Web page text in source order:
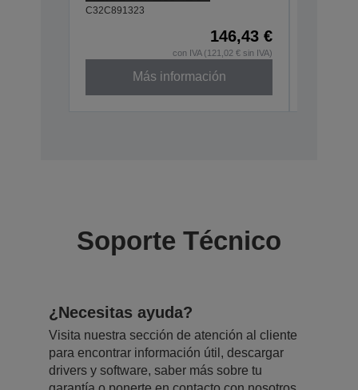
C32C891323
146,43 €
con IVA (121,02 € sin IVA)
Más información
Soporte Técnico
¿Necesitas ayuda?
Visita nuestra sección de atención al cliente
para encontrar información útil, descargar
drivers y software, saber más sobre tu